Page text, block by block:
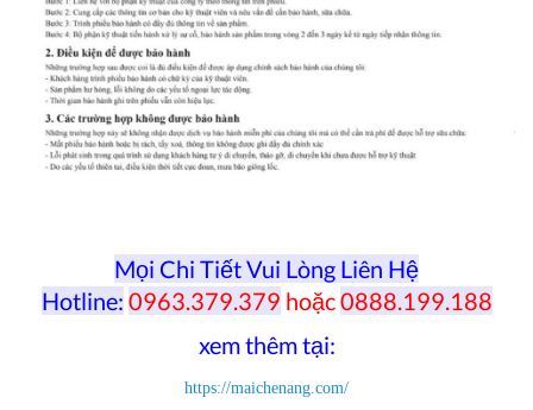
Mọi Chi Tiết Vui Lòng Liên Hệ
Hotline: 0963.379.379 hoặc0888.199.188
xem thêm tại:
https://maichenang.com/